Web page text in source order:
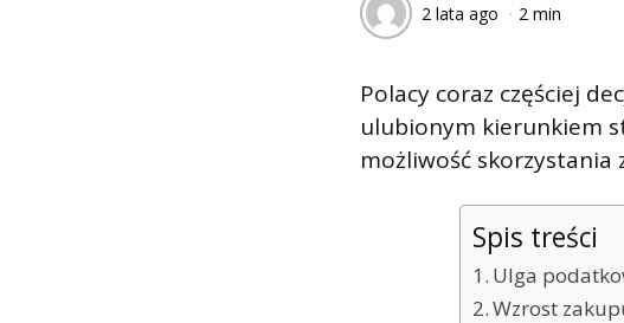
2 lata ago 2 min
Polacy coraz częściej
ulubionym kierunkiem
możliwość
Spis treści
Ulga
Wzrost